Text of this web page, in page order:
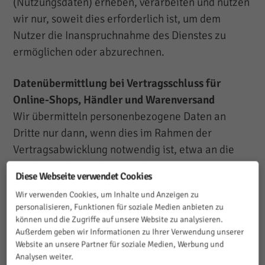
wir nur, soweit dies erforderlich ist, um dem
Nutzer die Inanspruchnahme des Dienstes zu
ermöglichen oder abzurechnen.
Datenübermittlung bei Vertragsschluss für
Online-Shops, Händler und Warenversand
Wir übermitteln personenbezogene Daten an
Dritte nur dann, wenn dies im Rahmen der
Vertragsabwicklung notwendig ist, etwa an die
mit der Lieferung der Ware betrauten
Unternehmen oder das mit der
Zahlungsabwicklung beauftragte Kreditinstitut.
Eine weitergehende Übermittlung der Daten
erfolgt nicht bzw. nur dann, wenn Sie der
Übermittlung ausdrücklich zugestimmt haben.
Diese Webseite verwendet Cookies
Wir verwenden Cookies, um Inhalte und Anzeigen zu
personalisieren, Funktionen für soziale Medien anbieten zu
können und die Zugriffe auf unsere Website zu analysieren.
Außerdem geben wir Informationen zu Ihrer Verwendung unserer
Website an unsere Partner für soziale Medien, Werbung und
Analysen weiter.